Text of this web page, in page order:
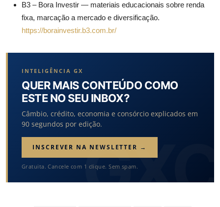
B3 – Bora Investir — materiais educacionais sobre renda
fixa, marcação a mercado e diversificação.
https://borainvestir.b3.com.br/
INTELIGÊNCIA GX
QUER MAIS CONTEÚDO COMO
ESTE NO SEU INBOX?
Câmbio, crédito, economia e consórcio explicados em
90 segundos por edição.
INSCREVER NA NEWSLETTER →
Gratuita. Cancele com 1 clique. Sem spam.